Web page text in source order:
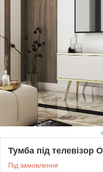
Тумба під телевізор
Під замовлення